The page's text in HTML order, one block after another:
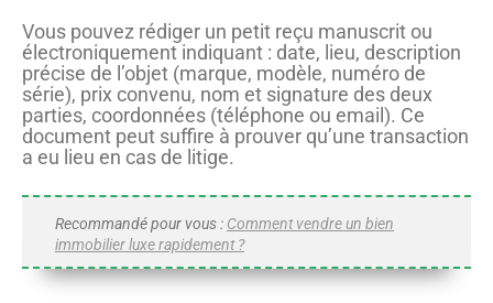
Vous pouvez rédiger un petit reçu manuscrit ou
électroniquement indiquant : date, lieu, description
précise de l’objet (marque, modèle, numéro de
série), prix convenu, nom et signature des deux
parties, coordonnées (téléphone ou email). Ce
document peut suffire à prouver qu’une transaction
a eu lieu en cas de litige.
Recommandé pour vous : Comment vendre un bien
immobilier luxe rapidement ?